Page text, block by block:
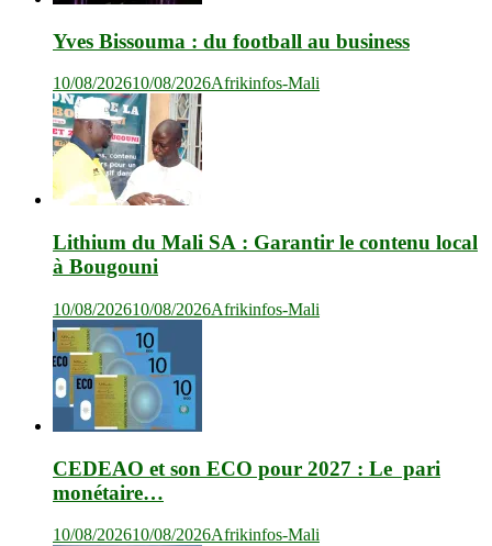
Yves Bissouma : du football au business
10/08/202610/08/2026Afrikinfos-Mali
Lithium du Mali SA : Garantir le contenu local
à Bougouni
10/08/202610/08/2026Afrikinfos-Mali
CEDEAO et son ECO pour 2027 : Le pari
monétaire…
10/08/202610/08/2026Afrikinfos-Mali